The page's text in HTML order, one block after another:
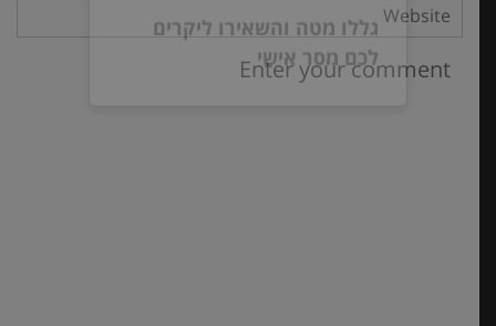
נחמו עם מסר משלכם